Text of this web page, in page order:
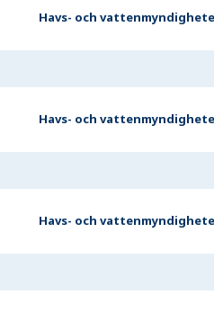
Havs- och
Havs- och
Havs- och